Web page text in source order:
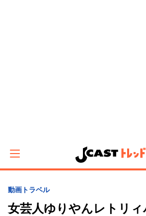
動画 トラベル
女芸人ゆりやんレトリィ